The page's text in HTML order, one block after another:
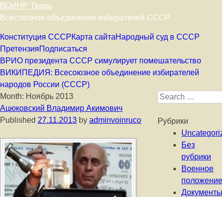
ВОИНР Тверь
Всесоюзное объединение избирателей СССР
Skip to content
Конституция СССРКарта сайтаНародный суд в СССР
ПретензияПодписаться
ВРИО президента СССР симулирует помешательство
ВИКИПЕДИЯ: Всесоюзное объединение избирателей
народов России (СССР)
Month: Ноябрь 2013
Ацюковский Владимир Акимович
Published 27.11.2013 by adminvoinruco
Search for:
Рубрики
Без
рубрики
Военное